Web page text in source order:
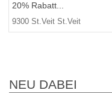
20% Rabatt...
9300 St.Veit St.Veit
NEU DABEI